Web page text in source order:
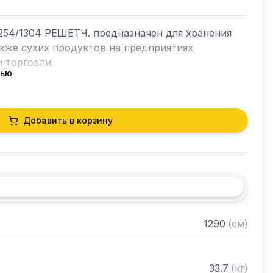
1304 РЕШЕТЧ. предназначен для хранения
сухих продуктов на предприятиях
торговли.
разборный
нержавеющей стали марки AISI 430 толщиной
регулируемое с шагом 120 мм
разобранном виде
Добавить в корзину
1290 (см)
33.7 (кг)